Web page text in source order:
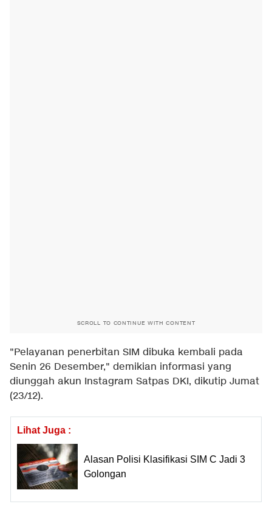
SCROLL TO CONTINUE WITH CONTENT
"Pelayanan penerbitan SIM dibuka kembali pada
Senin 26 Desember," demikian informasi yang
diunggah akun Instagram Satpas DKI, dikutip Jumat
(23/12).
Lihat Juga :
Alasan Polisi Klasifikasi SIM C Jadi 3
Golongan